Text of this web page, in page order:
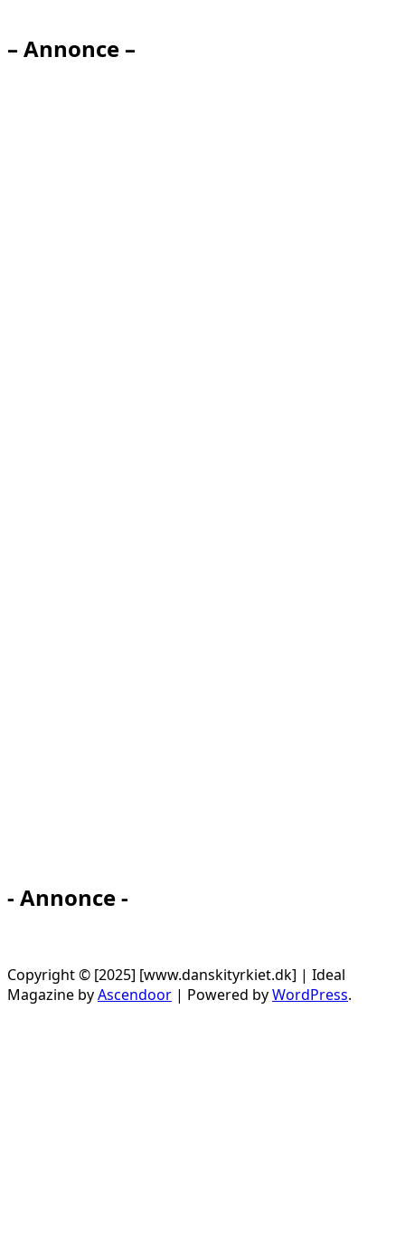
– Annonce –
- Annonce -
Copyright © [2025] [www.danskityrkiet.dk] | Ideal
Magazine byAscendoor | Powered byWordPress.